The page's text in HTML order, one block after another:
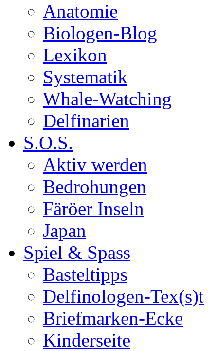
Anatomie
Biologen-Blog
Lexikon
Systematik
Whale-Watching
Delfinarien
S.O.S.
Aktiv werden
Bedrohungen
Färöer Inseln
Japan
Spiel & Spass
Basteltipps
Delfinologen-Tex(s)t
Briefmarken-Ecke
Kinderseite